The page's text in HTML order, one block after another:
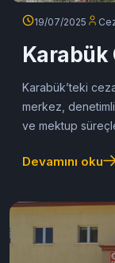
19/07/2025
Karabük
Karabük’teki
merkez,
ve mektup
Devamını oku